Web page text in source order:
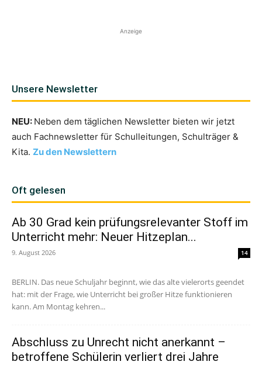
Anzeige
Unsere Newsletter
NEU: Neben dem täglichen Newsletter bieten wir jetzt
auch Fachnewsletter für Schulleitungen, Schulträger &
Kita. Zu den Newslettern
Oft gelesen
Ab 30 Grad kein prüfungsrelevanter Stoff im
Unterricht mehr: Neuer Hitzeplan...
9. August 2026 14
BERLIN. Das neue Schuljahr beginnt, wie das alte vielerorts geendet
hat: mit der Frage, wie Unterricht bei großer Hitze funktionieren
kann. Am Montag kehren...
Abschluss zu Unrecht nicht anerkannt –
betroffene Schülerin verliert drei Jahre